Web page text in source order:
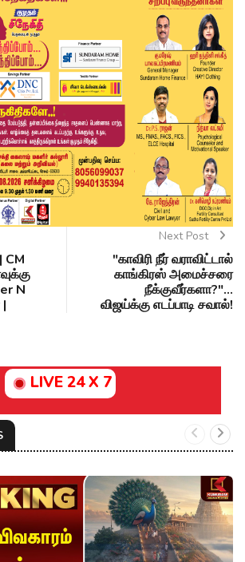
CM
N
Next Post
"காவிரி நீர் வராவிட்டால்
காங்கிரஸ் அமைச்சரை
நீக்குவீர்களா?"...
விஜய்க்கு எடப்பாடி சவால்!
LIVE 24 X 7